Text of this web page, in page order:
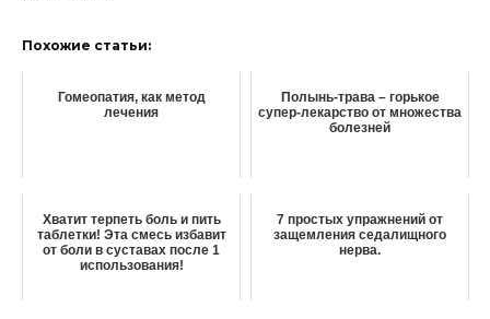
Похожие статьи:
Гомеопатия, как метод
лечения
Полынь-трава – горькое
супер-лекарство от множества
болезней
Хватит терпеть боль и пить
таблетки! Эта смесь избавит
от боли в суставах после 1
использования!
7 простых упражнений от
защемления седалищного
нерва.